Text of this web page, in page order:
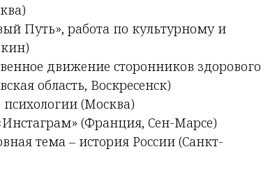
Путь», работа по культурному и
движение сторонников здорового
область, Воскресенск)
(Москва)
(Франция, Сен-Марсе)
тема – история России (Санкт-